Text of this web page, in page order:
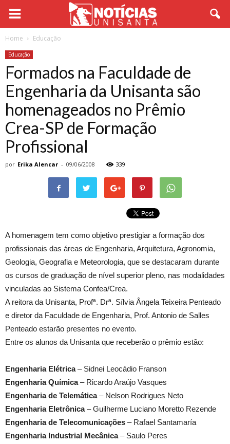
Home Educação
Educação
Formados na Faculdade de
Engenharia da Unisanta são
homenageados no Prêmio
Crea-SP de Formação
Profissional
por Erika Alencar - 09/06/2008 339
A homenagem tem como objetivo prestigiar a formação dos
profissionais das áreas de Engenharia, Arquitetura, Agronomia,
Geologia, Geografia e Meteorologia, que se destacaram durante
os cursos de graduação de nível superior pleno, nas modalidades
vinculadas ao Sistema Confea/Crea.
A reitora da Unisanta, Profª. Drª. Sílvia Ângela Teixeira Penteado
e diretor da Faculdade de Engenharia, Prof. Antonio de Salles
Penteado estarão presentes no evento.
Entre os alunos da Unisanta que receberão o prêmio estão:
Engenharia Elétrica– Sidnei Leocádio Franson
Engenharia Química– Ricardo Araújo Vasques
Engenharia de Telemática– Nelson Rodrigues Neto
Engenharia Eletrônica– Guilherme Luciano Moretto Rezende
Engenharia de Telecomunicações – Rafael Santamaría
Engenharia Industrial Mecânica– Saulo Peres